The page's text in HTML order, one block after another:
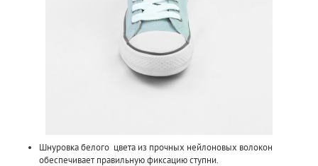
Шнуровка белого цвета из прочных нейлоновых волокон
обеспечивает правильную фиксацию ступни.